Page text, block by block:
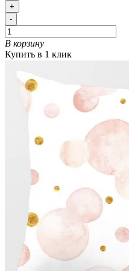
+
-
В корзину
Купить в 1 клик